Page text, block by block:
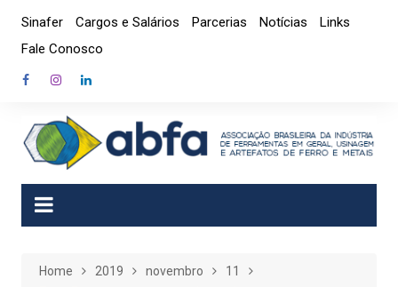
content
Sinafer Cargos e Salários Parcerias Notícias
Links
Fale Conosco
Home 2019 novembro
11